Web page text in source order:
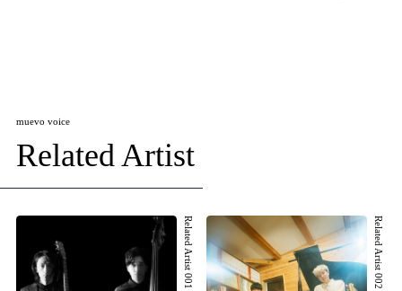
muevo voice
Related Artist
Related Artist 001 Related Artist 002